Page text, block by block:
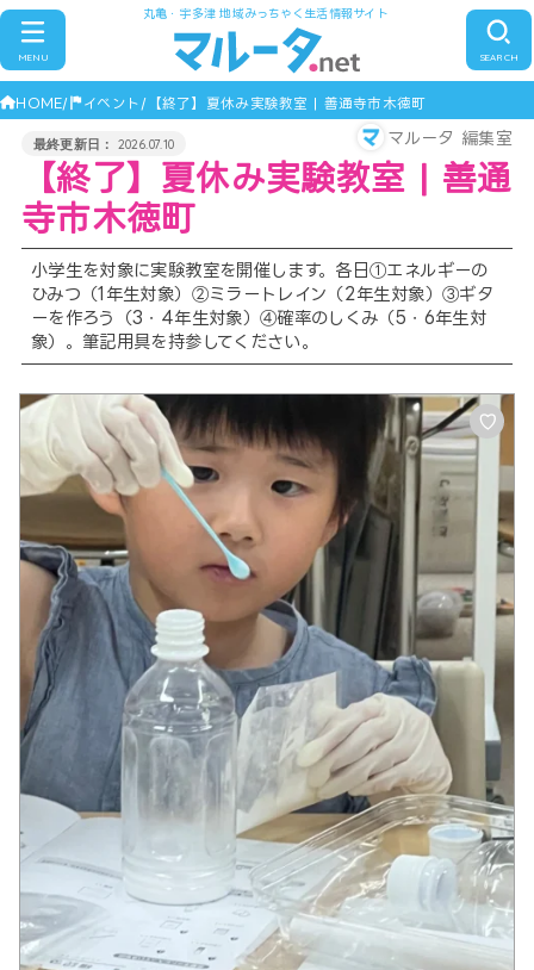
丸亀・宇多津 地域みっちゃく生活情報サイト
SEARCH
MENU
HOME イベント 【終了】夏休み実験教室 | 善通寺市木徳町
2026.07.10 マルータ 編集室
【終了】夏休み実験教室 | 善通
寺市木徳町
小学生を対象に実験教室を開催します。各日①エネルギーの
ひみつ（1年生対象）②ミラートレイン（2年生対象）③ギタ
ーを作ろう（3・4年生対象）④確率のしくみ（5・6年生対
象）。筆記用具を持参してください。
♡